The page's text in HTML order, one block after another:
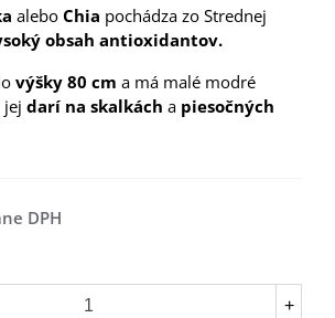
alebo Chia pochádza zo Strednej
obsah antioxidantov.
výšky 80 cm a má malé modré
jej darí na skalkách a piesočných
+